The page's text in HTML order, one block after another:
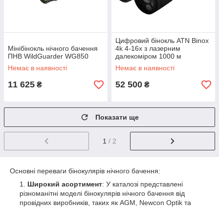
Мінібінокль нічного бачення
ПНВ WildGuarder WG850
Немає в наявності
11 625 ₴
Цифровий бінокль ATN Binox
4k 4-16x з лазерним
далекоміром 1000 м
Немає в наявності
52 500 ₴
Показати ще
1 / 2
Основні переваги бінокулярів нічного бачення:
Широкий асортимент: У каталозі представлені
різноманітні моделі бінокулярів нічного бачення від
провідних виробників, таких як AGM, Newcon Optik та